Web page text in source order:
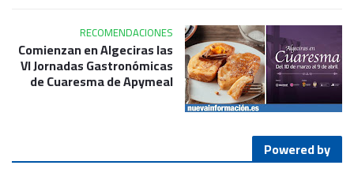
RECOMENDACIONES
Comienzan en Algeciras las
VI Jornadas Gastronómicas
de Cuaresma de Apymeal
Powered by